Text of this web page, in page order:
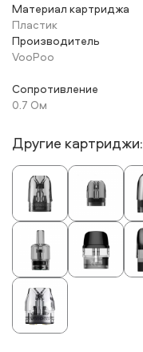
Материал картриджа
Пластик
Производитель
VooPoo
Сопротивление
0.7 Ом
Другие картриджи: